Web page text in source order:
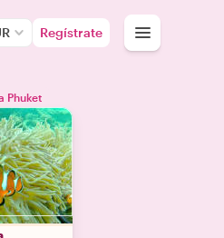
Regístrate
Phuket